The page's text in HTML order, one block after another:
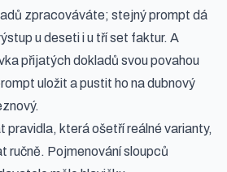
zpracováváte; stejný prompt dá
u deseti i u tří set faktur. A
přijatých dokladů svou povahou
uložit a pustit ho na dubnový
pravidla, která ošetří reálné varianty,
ručně. Pojmenování sloupců